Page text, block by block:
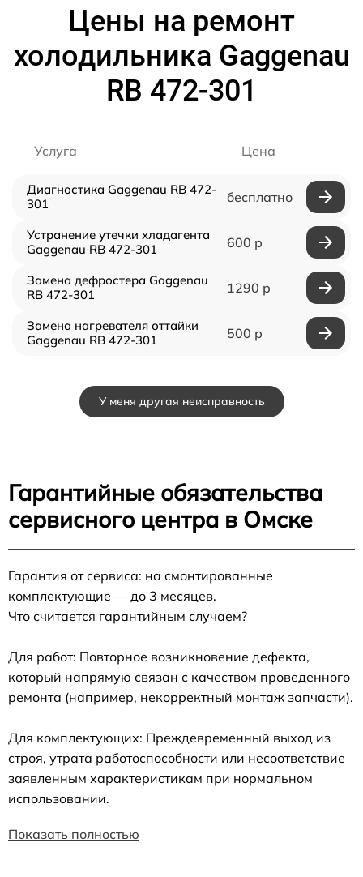
Цены на ремонт
холодильника Gaggenau
RB 472-301
Услуга Цена
Диагностика Gaggenau RB 472-
301
бесплатно
Устранение утечки хладагента
Gaggenau RB 472-301
600 р
Замена дефростера Gaggenau
RB 472-301
1290 р
Замена нагревателя оттайки
Gaggenau RB 472-301
500 р
У меня другая неисправность
Гарантийные обязательства
сервисного центра в Омске
Гарантия от сервиса: на смонтированные
комплектующие — до 3 месяцев.
Что считается гарантийным случаем?
Для работ: Повторное возникновение дефекта,
который напрямую связан с качеством проведенного
ремонта (например, некорректный монтаж запчасти).
Для комплектующих: Преждевременный выход из
строя, утрата работоспособности или несоответствие
заявленным характеристикам при нормальном
использовании.
Показать полностью